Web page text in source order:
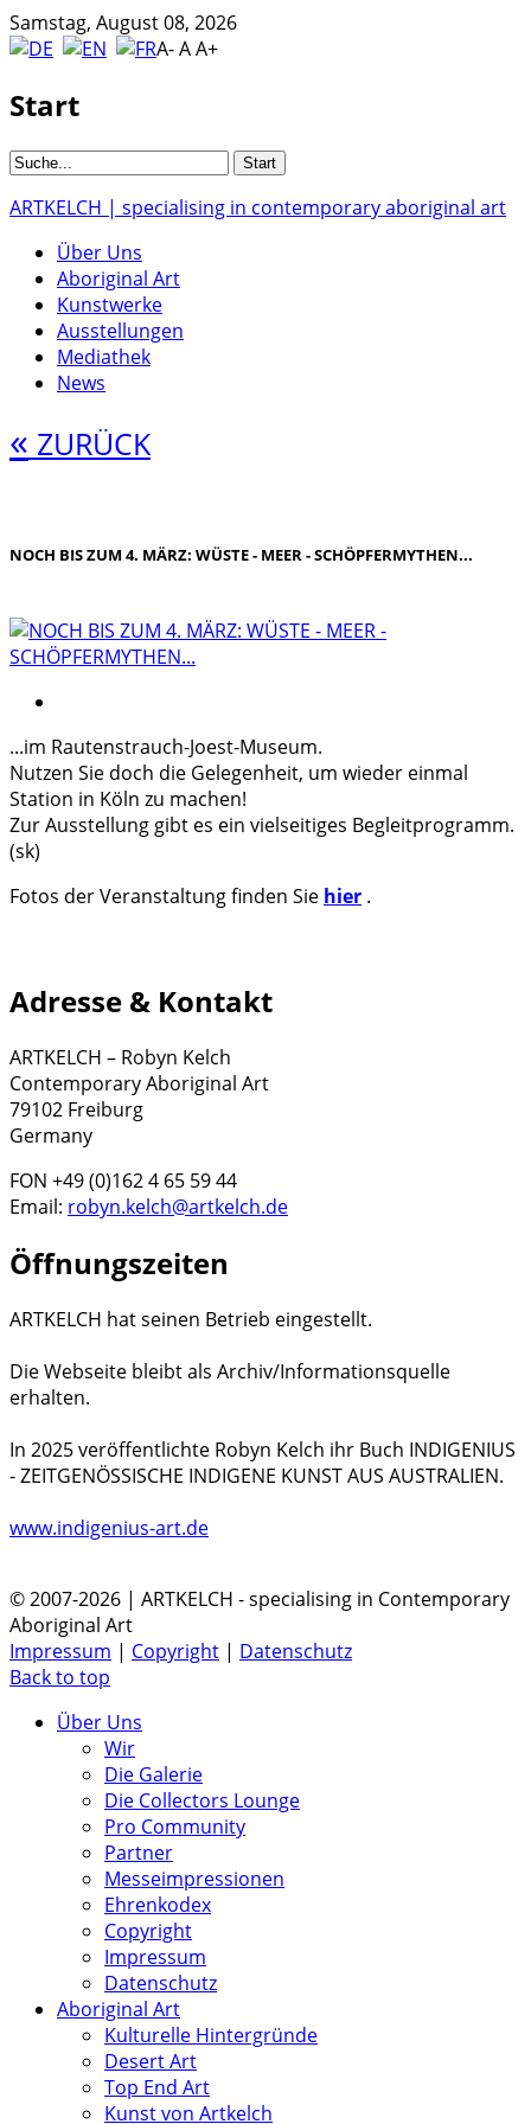
Samstag, August 08, 2026
A-AA+
Start
ARTKELCH | specialising in contemporary aboriginal art
Über Uns
Aboriginal Art
Kunstwerke
Ausstellungen
Mediathek
News
« ZURÜCK
NOCH BIS ZUM 4. MÄRZ: WÜSTE - MEER - SCHÖPFERMYTHEN...
...im Rautenstrauch-Joest-Museum.
Nutzen Sie doch die Gelegenheit, um wieder einmal
Station in Köln zu machen!
Zur Ausstellung gibt es ein vielseitiges Begleitprogramm.
(sk)
Fotos der Veranstaltung finden Sie hier .
Adresse & Kontakt
ARTKELCH – Robyn Kelch
Contemporary Aboriginal Art
79102 Freiburg
Germany
FON +49 (0)162 4 65 59 44
Email: robyn.kelch@artkelch.de
Öffnungszeiten
ARTKELCH hat seinen Betrieb eingestellt.
Die Webseite bleibt als Archiv/Informationsquelle
erhalten.
In 2025 veröffentlichte Robyn Kelch ihr Buch INDIGENIUS
- ZEITGENÖSSISCHE INDIGENE KUNST AUS AUSTRALIEN.
www.indigenius-art.de
© 2007-2026 | ARTKELCH - specialising in Contemporary
Aboriginal Art
Impressum | Copyright | Datenschutz
Back to top
Über Uns
Wir
Die Galerie
Die Collectors Lounge
Pro Community
Partner
Messeimpressionen
Ehrenkodex
Copyright
Impressum
Datenschutz
Aboriginal Art
Kulturelle Hintergründe
Desert Art
Top End Art
Kunst von Artkelch